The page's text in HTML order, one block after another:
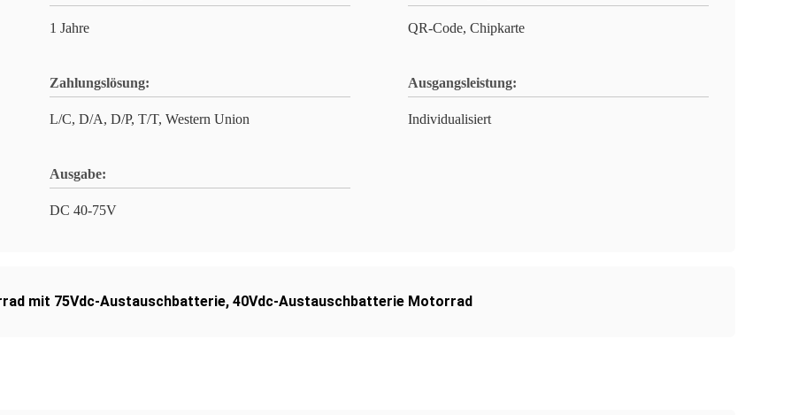
1 Jahre QR-Code, Chipkarte
Zahlungslösung:
L/C, D/A, D/P, T/T, Western Union
Ausgangsleistung:
Individualisiert
Ausgabe:
DC 40-75V
mit 75Vdc-Austauschbatterie, 40Vdc-Austauschbatterie Motorrad